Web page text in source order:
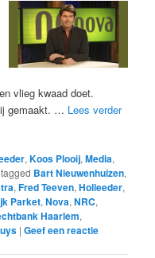
vlieg kwaad doet.
gemaakt. … Lees verder
,Koos Plooij,Media,
Bart Nieuwenhuizen,
,Fred Teeven,Holleeder,
Parket,Nova,NRC,
Haarlem,
|Geef een reactie